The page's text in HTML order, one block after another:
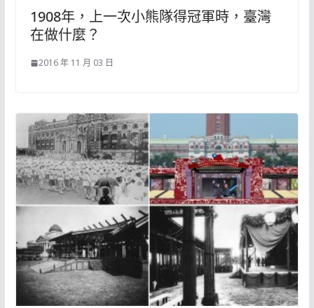
1908年，上一次小熊隊得冠軍時，臺灣
在做什麼？
2016 年 11 月 03 日